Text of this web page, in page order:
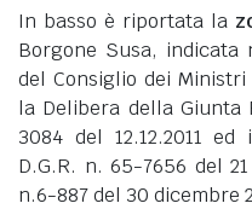
In basso è riportata la
Borgone Susa, indicata
del Consiglio dei
la Delibera della Giunta
3084 del 12.12.2011
D.G.R. n. 65-7656 del
n.6-887 del 30 dicembre